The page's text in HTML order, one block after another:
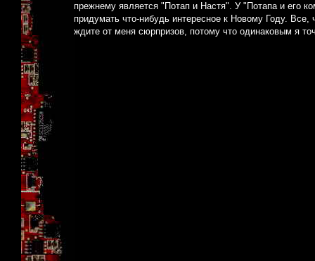
прежнему является "Потап и Настя". У "Потапа и его
придумать что-нибудь интересное к Новому Году.
ждите от меня сюрпризов, потому что одинаковым я